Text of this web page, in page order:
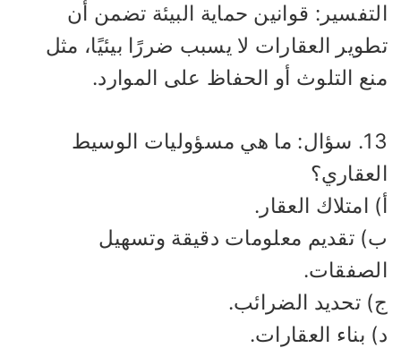
قوانين حماية البيئة تضمن أن
العقارات لا يسبب ضررًا بيئيًا، مثل
التلوث أو الحفاظ على الموارد.
13. سؤال: ما هي مسؤوليات الوسيط
امتلاك العقار.
تقديم معلومات دقيقة وتسهيل
تحديد الضرائب.
بناء العقارات.